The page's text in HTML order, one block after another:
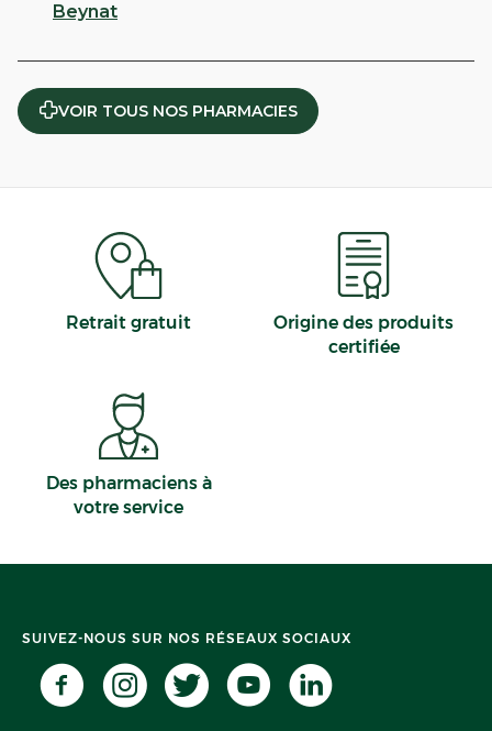
Beynat
VOIR TOUS NOS PHARMACIES
Retrait gratuit
Origine des produits
certifiée
Des pharmaciens à
votre service
SUIVEZ-NOUS SUR NOS RÉSEAUX SOCIAUX